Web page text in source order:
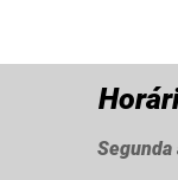
Segunda